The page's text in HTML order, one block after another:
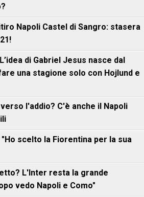
Napoli Castel di Sangro: stasera
di Gabriel Jesus nasce dal
una stagione solo con Hojlund e
l'addio? C'è anche il Napoli
scelto la Fiorentina per la sua
L'Inter resta la grande
vedo Napoli e Como"